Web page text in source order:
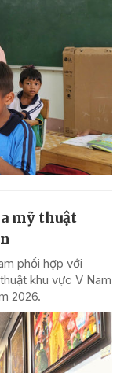
mỹ thuật
phối hợp với
khu vực V Nam
2026.